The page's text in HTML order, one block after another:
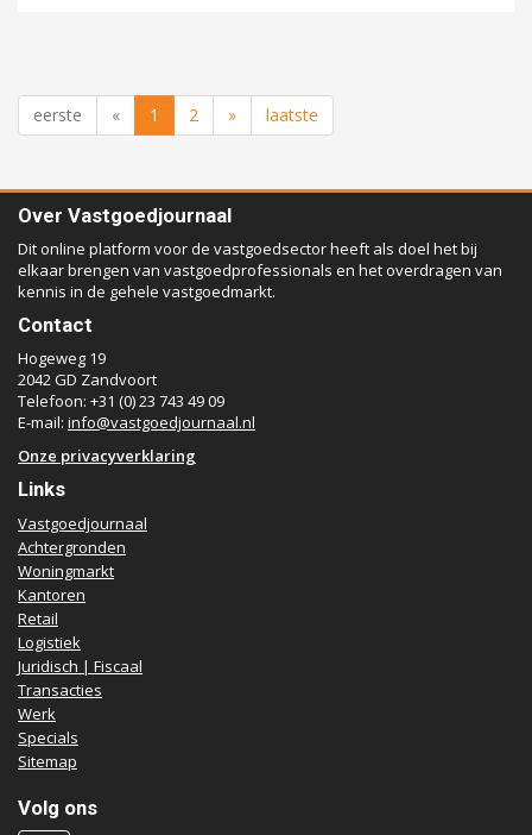
eerste « 1 2 » laatste
Over Vastgoedjournaal
Dit online platform voor de vastgoedsector heeft als doel het bij
elkaar brengen van vastgoedprofessionals en het overdragen van
kennis in de gehele vastgoedmarkt.
Contact
Hogeweg 19
2042 GD Zandvoort
Telefoon: +31 (0) 23 743 49 09
E-mail: info@vastgoedjournaal.nl
Onze privacyverklaring
Links
Vastgoedjournaal
Achtergronden
Woningmarkt
Kantoren
Retail
Logistiek
Juridisch | Fiscaal
Transacties
Werk
Specials
Sitemap
Volg ons